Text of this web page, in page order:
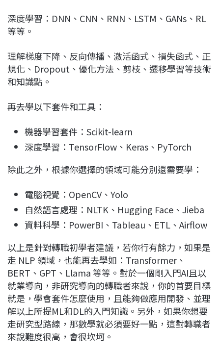
深度學習：DNN、CNN、RNN、LSTM、GANs、RL
等等。
理解梯度下降、反向傳播、激活函式、損失函式、正
規化、Dropout、優化方法、剪枝、遷移學習等技術
和知識點。
再去學以下套件和工具：
機器學習套件：Scikit-learn
深度學習：TensorFlow、Keras、PyTorch
除此之外，根據你選擇的領域可能分別還需要學：
電腦視覺：OpenCV、Yolo
自然語言處理：NLTK、Hugging Face、Jieba
資料科學：PowerBI、Tableau、ETL、Airflow
以上是針對轉職初學者建議，若你行有餘力，如果是
走 NLP 領域，也能再去學如：Transformer、
BERT、GPT、Llama 等等。對於一個剛入門AI且以
就業導向，非研究導向的轉職者來說，你的首要目標
就是，學會套件怎麼使用，且能夠做應用開發、並理
解以上所提ML和DL的入門知識。另外，如果你想要
走研究型路線，那數學就必須要好一點，這對轉職者
來說難度很高，會很坎坷。